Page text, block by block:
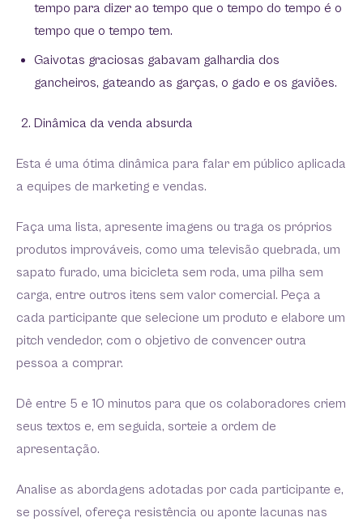
tempo para dizer ao tempo que o tempo do tempo é o
tempo que o tempo tem.
Gaivotas graciosas gabavam galhardia dos
gancheiros, gateando as garças, o gado e os gaviões.
Dinâmica da venda absurda
Esta é uma ótima dinâmica para falar em público aplicada
a equipes de marketing e vendas.
Faça uma lista, apresente imagens ou traga os próprios
produtos improváveis, como uma televisão quebrada, um
sapato furado, uma bicicleta sem roda, uma pilha sem
carga, entre outros itens sem valor comercial. Peça a
cada participante que selecione um produto e elabore um
pitch vendedor, com o objetivo de convencer outra
pessoa a comprar.
Dê entre 5 e 10 minutos para que os colaboradores criem
seus textos e, em seguida, sorteie a ordem de
apresentação.
Analise as abordagens adotadas por cada participante e,
se possível, ofereça resistência ou aponte lacunas nas